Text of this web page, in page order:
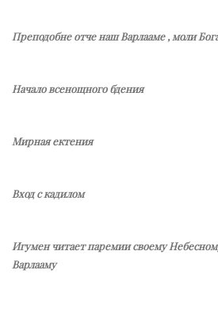
Преподобне отче наш Варлааме , моли
Начало всенощного бдения
Мирная ектения
Вход с кадилом
Игумен читает паремии своему
Варлааму